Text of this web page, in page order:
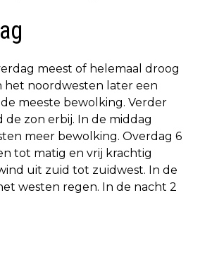
meest of helemaal droog
het noordwesten later een
meeste bewolking. Verder
de zon erbij. In de middag
meer bewolking. Overdag 6
tot matig en vrij krachtig
uit zuid tot zuidwest. In de
westen regen. In de nacht 2